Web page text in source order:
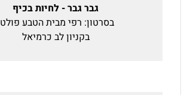
גבר גבר - לחיות בכיף
בסרטון: רפי מבית הטבע פולט
בקניון לב כרמיאל